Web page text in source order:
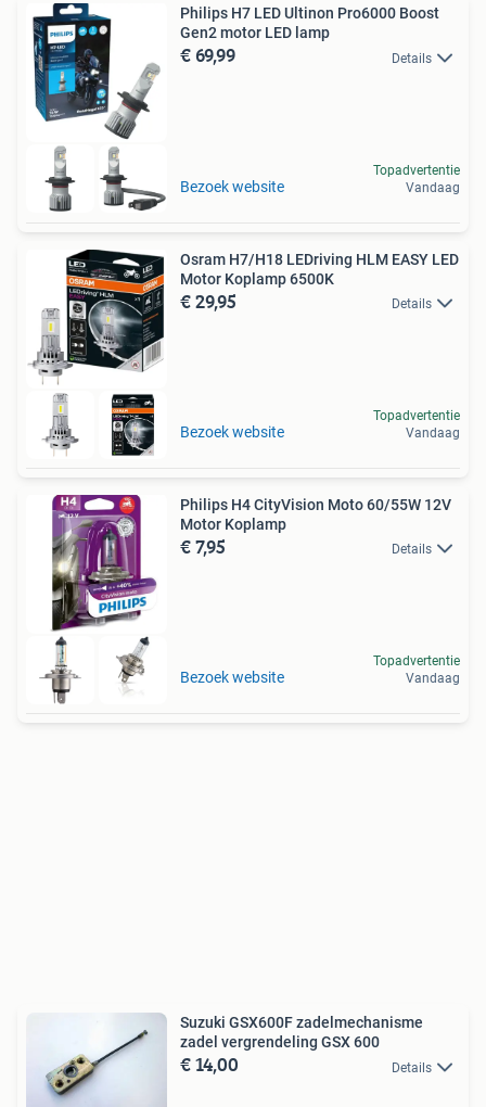
Philips H7 LED Ultinon Pro6000 Boost
Gen2 motor LED lamp
€ 69,99 Details
Bezoek website
Topadvertentie
Vandaag
Osram H7/H18 LEDriving HLM EASY LED
Motor Koplamp 6500K
€ 29,95 Details
Bezoek website
Topadvertentie
Vandaag
Philips H4 CityVision Moto 60/55W 12V
Motor Koplamp
€ 7,95 Details
Bezoek website
Topadvertentie
Vandaag
Suzuki GSX600F zadelmechanisme
zadel vergrendeling GSX 600
€ 14,00 Details